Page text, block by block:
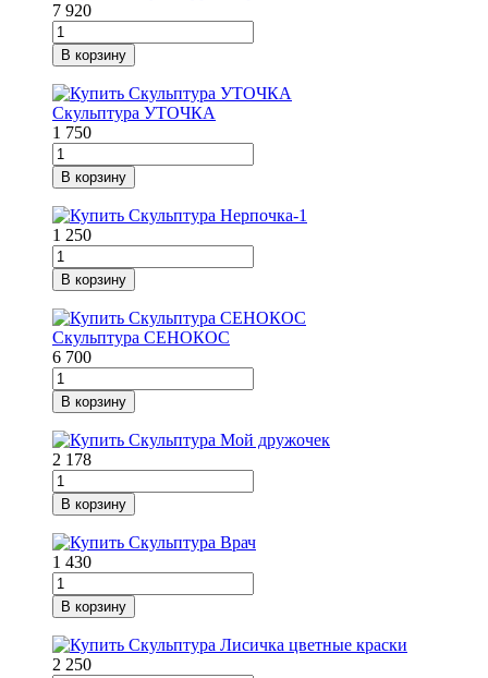
7 920
В корзину
Скульптура УТОЧКА
1 750
В корзину
1 250
В корзину
Скульптура СЕНОКОС
6 700
В корзину
2 178
В корзину
1 430
В корзину
2 250